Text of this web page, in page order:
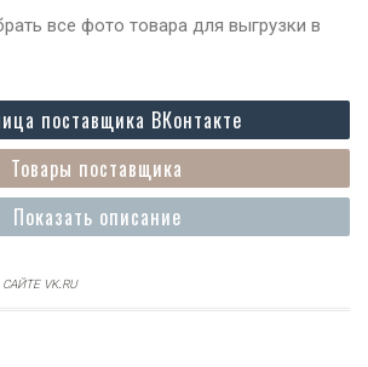
все фото товара для выгрузки в
Показать описание
Товары поставщика
поставщика ВКонтакте
vk.ru